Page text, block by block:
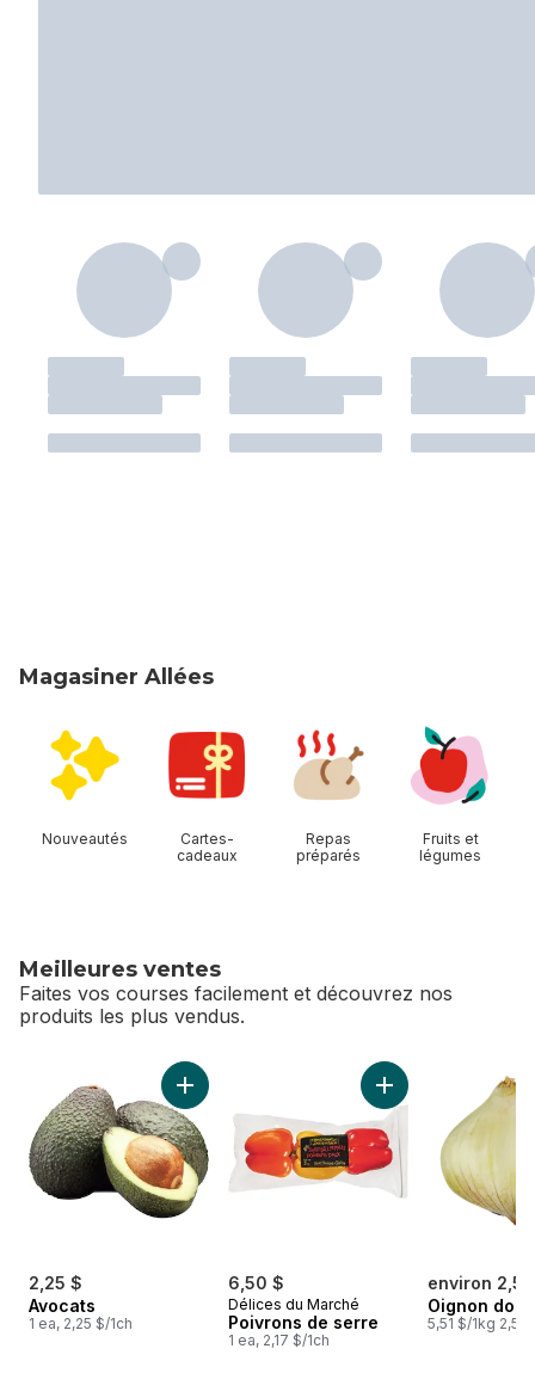
Magasiner Allées
Nouveautés
Cartes-
cadeaux
Repas
préparés
Fruits et
légumes
Meilleures ventes
Faites vos courses facilement et découvrez nos
produits les plus vendus.
sauter Meilleures ventes
2,25 $
Avocats
1 ea, 2,25 $/1ch
Ajouter Avocats au panier
6,50 $
Délices du Marché
Poivrons de serre
1 ea, 2,17 $/1ch
Ajouter Poivrons
environ
Oignon doux
5,51 $/1kg 2,50